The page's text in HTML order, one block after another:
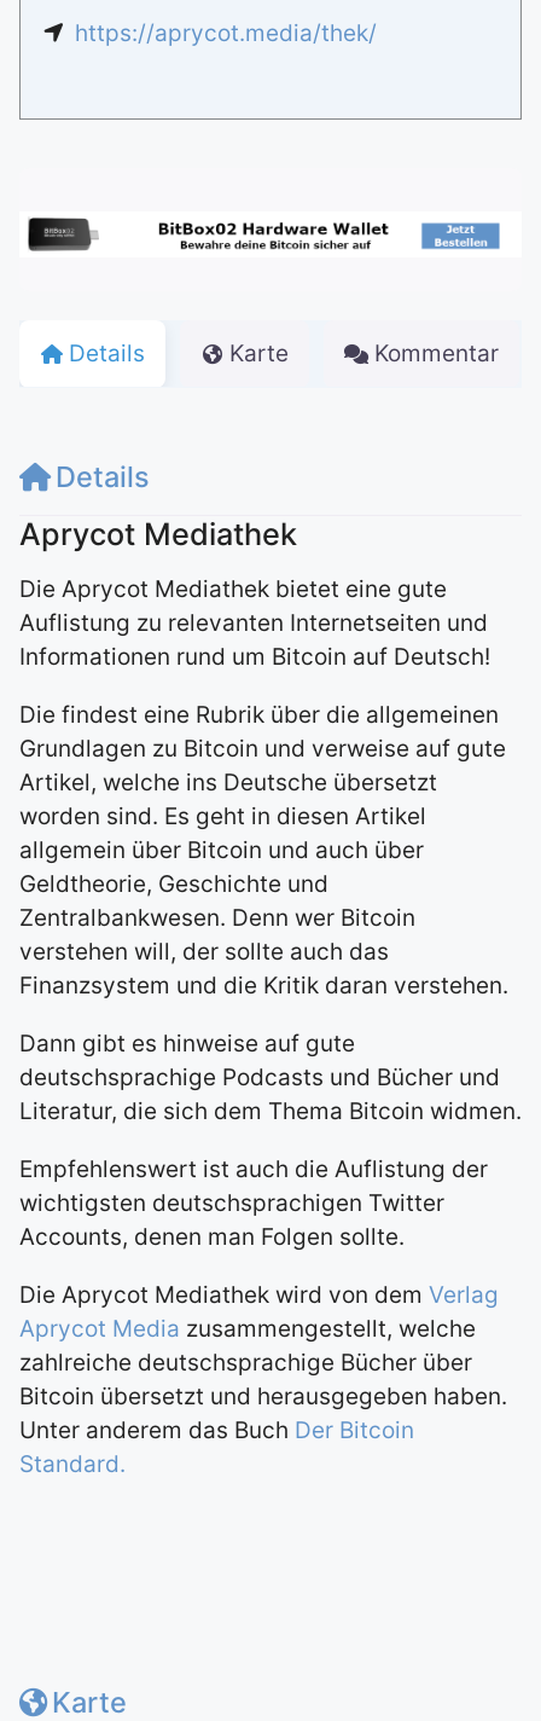
https://aprycot.media/thek/
Details Karte Kommentar
Details
Aprycot Mediathek
Die Aprycot Mediathek bietet eine gute
Auflistung zu relevanten Internetseiten und
Informationen rund um Bitcoin auf Deutsch!
Die findest eine Rubrik über die allgemeinen
Grundlagen zu Bitcoin und verweise auf gute
Artikel, welche ins Deutsche übersetzt
worden sind. Es geht in diesen Artikel
allgemein über Bitcoin und auch über
Geldtheorie, Geschichte und
Zentralbankwesen. Denn wer Bitcoin
verstehen will, der sollte auch das
Finanzsystem und die Kritik daran verstehen.
Dann gibt es hinweise auf gute
deutschsprachige Podcasts und Bücher und
Literatur, die sich dem Thema Bitcoin widmen.
Empfehlenswert ist auch die Auflistung der
wichtigsten deutschsprachigen Twitter
Accounts, denen man Folgen sollte.
Die Aprycot Mediathek wird von dem Verlag
Aprycot Media zusammengestellt, welche
zahlreiche deutschsprachige Bücher über
Bitcoin übersetzt und herausgegeben haben.
Unter anderem das Buch Der Bitcoin
Standard.
Karte